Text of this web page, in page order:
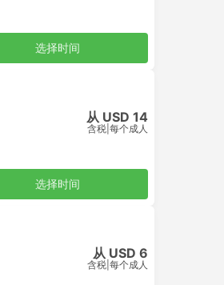
选择时间
从 USD 14
含税 每个成人
选择时间
从 USD 6
含税 每个成人